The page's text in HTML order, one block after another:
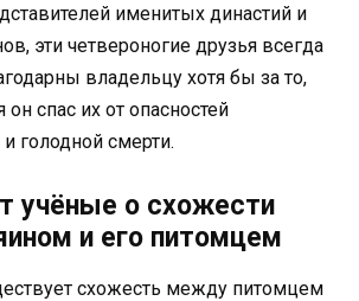
именитых династий и
эти четвероногие друзья всегда
владельцу хотя бы за то,
спас их от опасностей
голодной смерти.
учёные о схожести
и его питомцем
схожесть между питомцем